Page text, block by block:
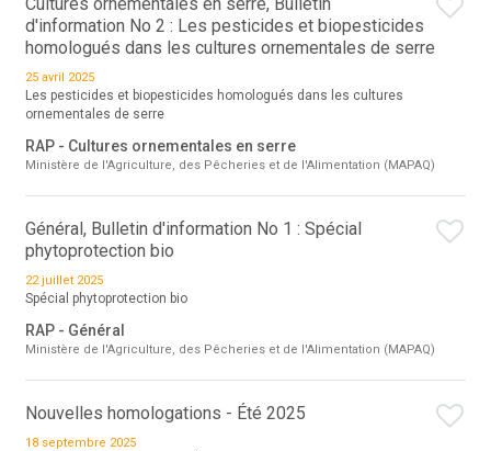
d'information No 2 : Les pesticides et biopesticides
homologués dans les cultures ornementales de serre
25 avril 2025
Les pesticides et biopesticides homologués dans les cultures
ornementales de serre
RAP - Cultures ornementales en serre
Ministère de l'Agriculture, des Pêcheries et de l'Alimentation (MAPAQ)
Général, Bulletin d'information No 1 : Spécial
phytoprotection bio
22 juillet 2025
Spécial phytoprotection bio
RAP - Général
Ministère de l'Agriculture, des Pêcheries et de l'Alimentation (MAPAQ)
Nouvelles homologations - Été 2025
18 septembre 2025